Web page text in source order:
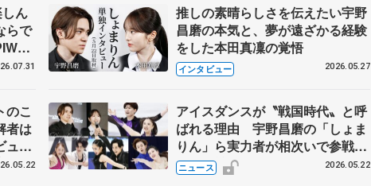
ん
らで
前
推しの素晴らしさを伝えたい宇野
昌磨の本気と、夢が遠ざかる経験
をした本田真凜の覚悟
インタビュー 2026.05.27
のこ
者は
ュー
人、
アイスダンスが〝戦国時代〟と呼
ばれる理由 宇野昌磨の「しょま
りん」ら実力者が相次いで参戦
国内の競争激化
ニュース 2026.05.22